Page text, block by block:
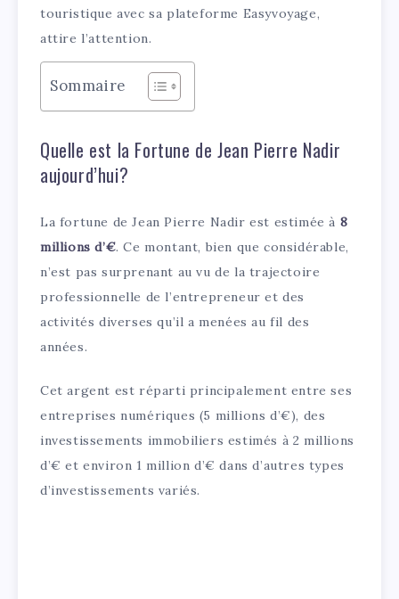
touristique avec sa plateforme Easyvoyage,
attire l’attention.
Sommaire
Quelle est la Fortune de Jean Pierre Nadir
aujourd’hui?
La fortune de Jean Pierre Nadir est estimée à 8
millions d’€. Ce montant, bien que considérable,
n’est pas surprenant au vu de la trajectoire
professionnelle de l’entrepreneur et des
activités diverses qu’il a menées au fil des
années.
Cet argent est réparti principalement entre ses
entreprises numériques (5 millions d’€), des
investissements immobiliers estimés à 2 millions
d’€ et environ 1 million d’€ dans d’autres types
d’investissements variés.